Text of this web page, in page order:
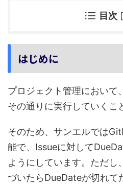
目次 [
はじめに
プロジェクト管理において
その通りに実行していくこ
そのため、サンエルでは
能で、Issueに対して
ようにしています。ただし
づいたらDueDateが切れて